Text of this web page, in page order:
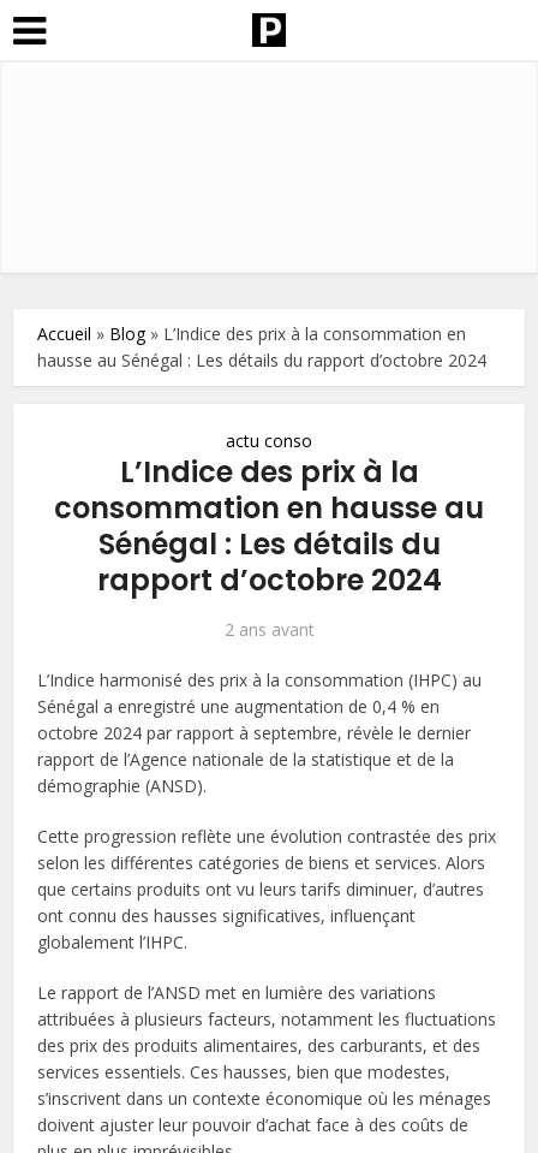
Accueil » Blog» L’Indice des prix à la consommation en
hausse au Sénégal : Les détails du rapport d’octobre 2024
actu conso
L’Indice des prix à la
consommation en hausse au
Sénégal : Les détails du
rapport d’octobre 2024
2 ans avant
L’Indice harmonisé des prix à la consommation (IHPC) au
Sénégal a enregistré une augmentation de 0,4 % en
octobre 2024 par rapport à septembre, révèle le dernier
rapport de l’Agence nationale de la statistique et de la
démographie (ANSD).
Cette progression reflète une évolution contrastée des prix
selon les différentes catégories de biens et services. Alors
que certains produits ont vu leurs tarifs diminuer, d’autres
ont connu des hausses significatives, influençant
globalement l’IHPC.
Le rapport de l’ANSD met en lumière des variations
attribuées à plusieurs facteurs, notamment les fluctuations
des prix des produits alimentaires, des carburants, et des
services essentiels. Ces hausses, bien que modestes,
s’inscrivent dans un contexte économique où les ménages
doivent ajuster leur pouvoir d’achat face à des coûts de